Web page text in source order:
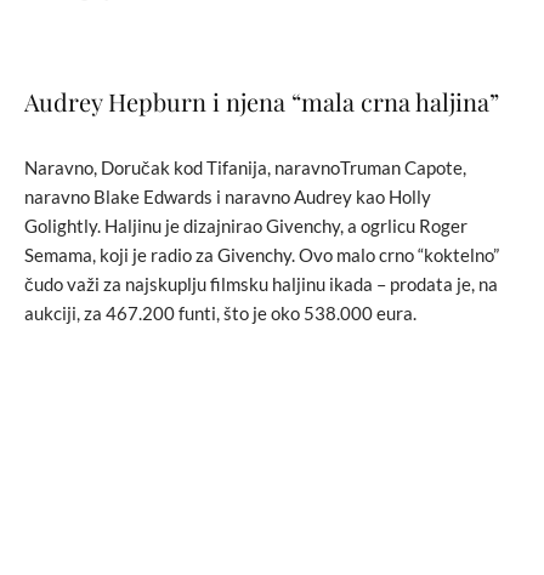
Audrey Hepburn i njena “mala crna haljina”
Naravno, Doručak kod Tifanija, naravnoTruman Capote,
naravno Blake Edwards i naravno Audrey kao Holly
Golightly. Haljinu je dizajnirao Givenchy, a ogrlicu Roger
Semama, koji je radio za Givenchy. Ovo malo crno “koktelno”
čudo važi za najskuplju filmsku haljinu ikada – prodata je, na
aukciji, za 467.200 funti, što je oko 538.000 eura.